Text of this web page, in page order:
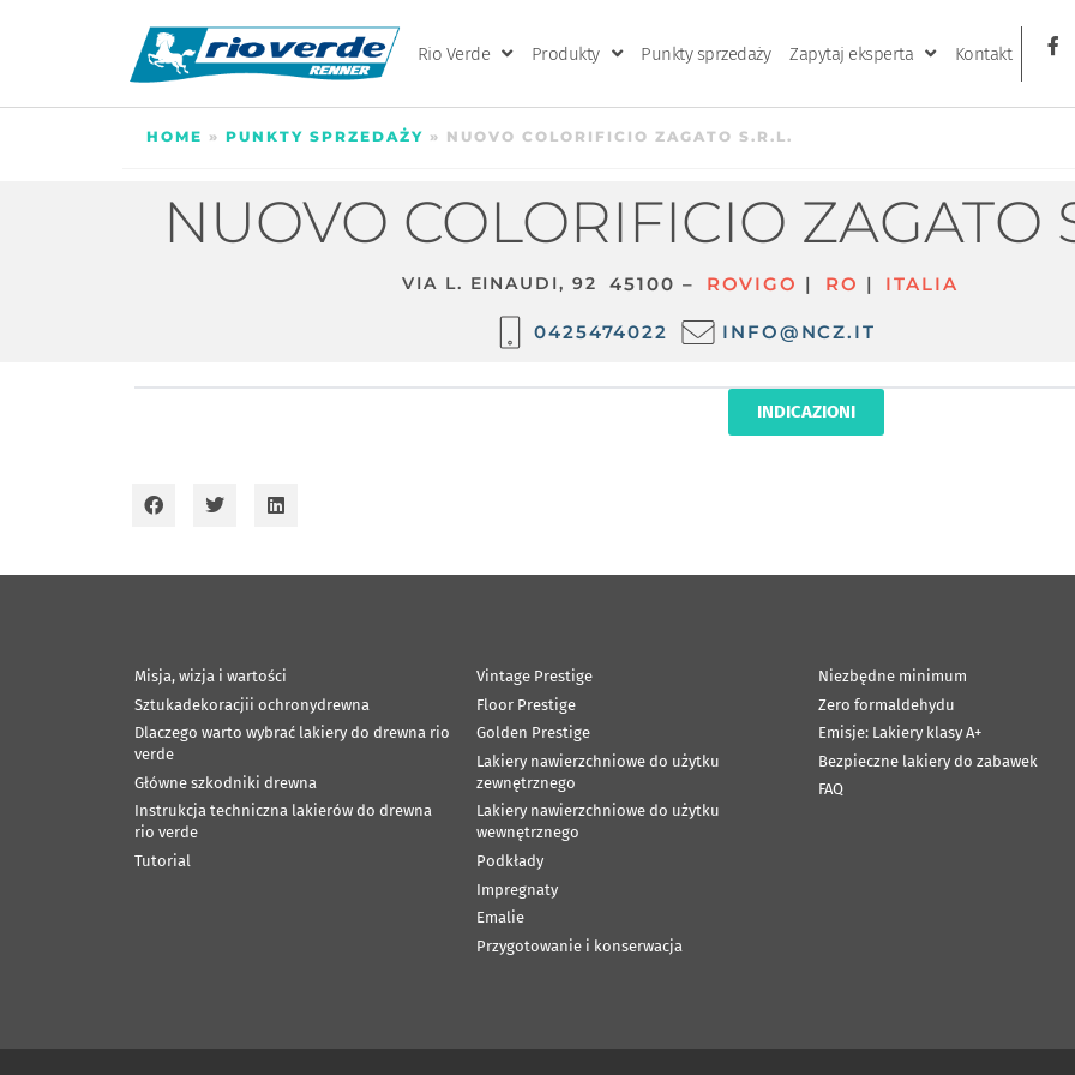
Rio Verde Produkty Punkty sprzedaży Zapytaj eksperta Kontakt
HOME » PUNKTY SPRZEDAŻY » NUOVO COLORIFICIO ZAGATO S.R.L.
NUOVO COLORIFICIO ZAGATO
VIA L. EINAUDI, 92 45100 – ROVIGO | RO | ITALIA
0425474022 INFO@NCZ.IT
INDICAZIONI
Misja, wizja i wartości
Sztukadekoracjii ochronydrewna
Dlaczego warto wybrać lakiery do drewna rio
verde
Główne szkodniki drewna
Instrukcja techniczna lakierów do drewna
rio verde
Tutorial
Vintage Prestige
Floor Prestige
Golden Prestige
Lakiery nawierzchniowe do użytku
zewnętrznego
Lakiery nawierzchniowe do użytku
wewnętrznego
Podkłady
Impregnaty
Emalie
Przygotowanie i konserwacja
Niezbędne minimum
Zero formaldehydu
Emisje: Lakiery klasy A+
Bezpieczne lakiery do zabawek
FAQ